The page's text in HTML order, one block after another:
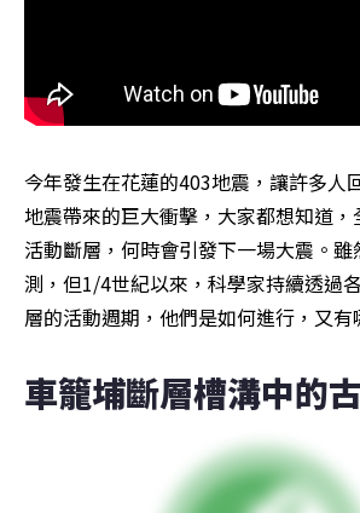
今年發生在花蓮的403地震，讓許多人
地震帶來的巨大衝擊，大家都想知道
活動斷層，何時會引發下一場大震。
測，但1/4世紀以來，科學家持續透過
層的活動週期，他們是如何進行，又有
車籠埔斷層槽溝中的